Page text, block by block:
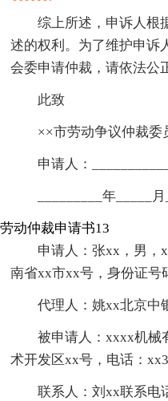
综上所述，申诉人根
述的权利。为了维护申诉
会委申请仲裁，请依法公
此致
××市劳动争议仲裁委
申请人：
_________年_____
劳动仲裁申请书13
申请人：张xx，男，
南省xx市xx号，身份证号
代理人：姚xx北京中
被申请人：xxxx机械
术开发区xx号，电话：
联系人：刘xx联系电